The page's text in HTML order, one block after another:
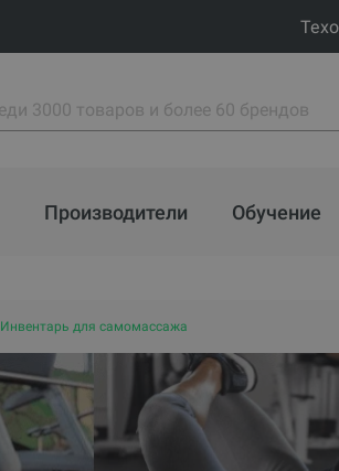
Производители Обучение
Инвентарь для самомассажа